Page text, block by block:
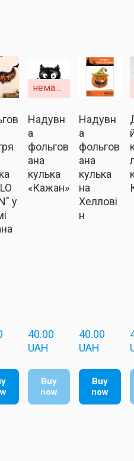
у
немає в наявності
Надувн
а
фольгов
ана
кулька
«Кажан»
40.00
UAH
Buy
now
Надувн
а
фольгов
ана
кулька
на
Хеллові
н
40.00
UAH
Buy
now